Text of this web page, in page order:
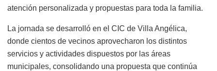
atención personalizada y propuestas para toda la familia.
La jornada se desarrolló en el CIC de Villa Angélica,
donde cientos de vecinos aprovecharon los distintos
servicios y actividades dispuestos por las áreas
municipales, consolidando una propuesta que continúa